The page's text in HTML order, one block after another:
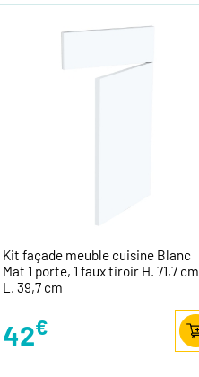
Kit façade meuble cuisine Blanc
Mat 1 porte, 1 faux tiroir H. 71,7 cm
L. 39,7 cm
42€